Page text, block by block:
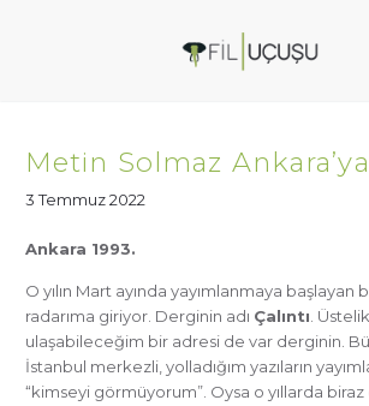
Metin Solmaz
3 Temmuz 2022
Ankara 1993.
O yılın Mart ayında yayımlanmaya
radarıma giriyor. Derginin adı Çalıntı.
ulaşabileceğim bir adresi de var derginin.
İstanbul merkezli, yolladığım yazıların
“kimseyi görmüyorum”. Oysa o yıllarda